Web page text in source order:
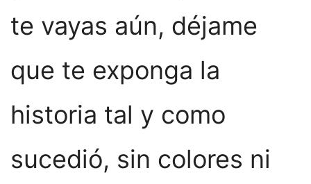
te vayas aún, déjame
que te exponga la
historia tal y como
sucedió, sin colores ni